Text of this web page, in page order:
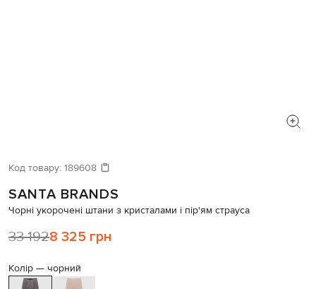
Код товару: 189608
SANTA BRANDS
Чорні укорочені штани з кристалами і пір'ям страуса
33 1928 325 грн
Колір — чорний